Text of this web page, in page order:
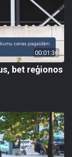
00:01:36
bet reģionos